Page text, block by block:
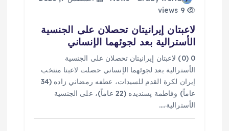
9 views
لاعبتان إيرانيتان تحصلان على الجنسية
الأسترالية بعد لجوئهما الإنساني
0 (0) لاعبتان إيرانيتان تحصلان على الجنسية
الأسترالية بعد لجوئهما الإنساني حصلت لاعبتا منتخب
إيران لكرة القدم للسيدات، عطفه رمضاني زاده (34
عاماً) وفاطمة پسنديده (22 عاماً)، على الجنسية
الأسترالية،…